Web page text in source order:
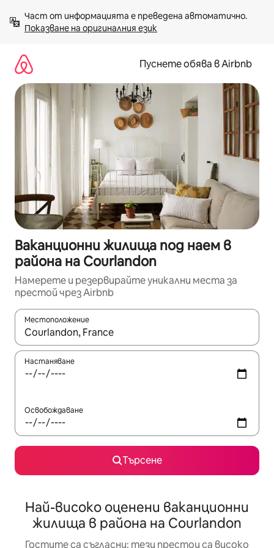
към
съдържанието
Показване на оригиналния език
Пуснете обява в Airbnb
Ваканционни жилища под наем в
района на Courlandon
Намерете и резервирайте уникални места за
престой чрез Airbnb
Местоположение
Когато резултатите се покажат, използвайте
Настаняване
Освобождаване
Търсене
Най-високо оценени ваканционни
жилища в района на Courlandon
Гостите са съгласни: тези престои са високо